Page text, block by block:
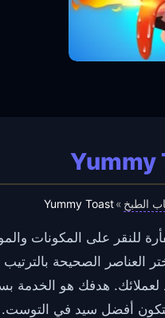
Yummy
الطبخ »
Yummy Toast
للنقر على المكونات
العناصر الصحيحة
هدفك هو الخدمة
لتكون أفضل سيد في التوست.